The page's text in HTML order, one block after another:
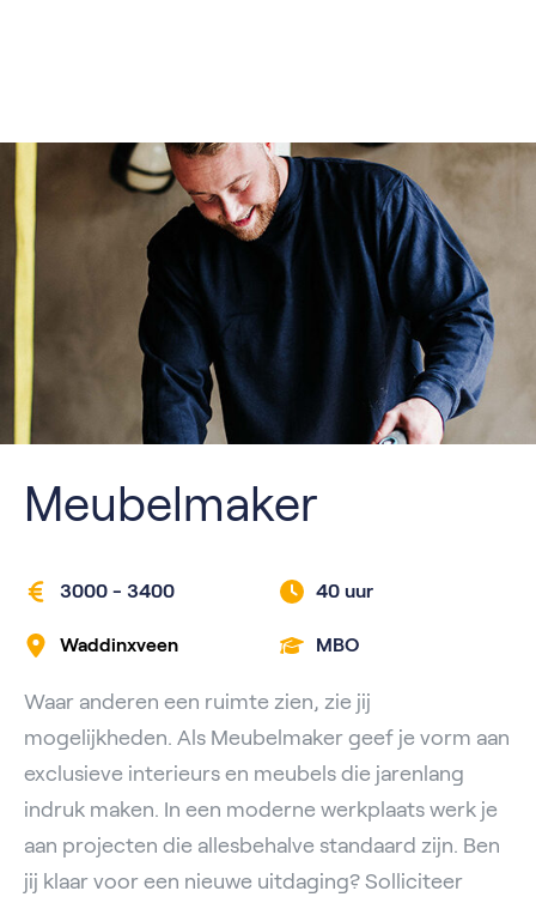
Meubelmaker
3000 - 3400 40 uur
Waddinxveen MBO
Waar anderen een ruimte zien, zie jij
mogelijkheden. Als Meubelmaker geef je vorm aan
exclusieve interieurs en meubels die jarenlang
indruk maken. In een moderne werkplaats werk je
aan projecten die allesbehalve standaard zijn. Ben
jij klaar voor een nieuwe uitdaging? Solliciteer